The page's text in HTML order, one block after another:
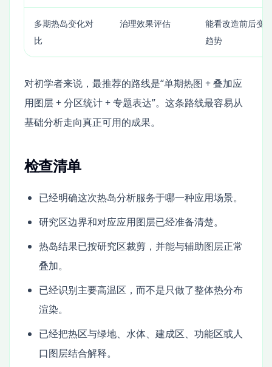
多期热岛变化对
比
治理效果评估
能看改造前后变
趋势
对初学者来说，最推荐的路线是“单期热图 + 叠加应
用图层 + 分区统计 + 专题表达”。这条路线最容易从
基础分析走向真正可用的成果。
检查清单
已经明确这次热岛分析服务于哪一种应用场景。
研究区边界和对应应用图层已经准备清楚。
热岛结果已按研究区裁剪，并能与辅助图层正常
叠加。
已经识别主要高温区，而不是只做了整体热分布
渲染。
已经把热区与绿地、水体、建成区、功能区或人
口图层结合解释。